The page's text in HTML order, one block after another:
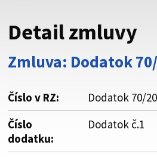
Buďte pozorní a vždy sa uistite, že
cez zabezpečenú webovú stránku.
vždy začína https:// pred názvom
Detail zmluvy
Zmluva: Dodatok
Číslo v RZ:
Dodatok 70/
Číslo
dodatku:
Dodatok č.1